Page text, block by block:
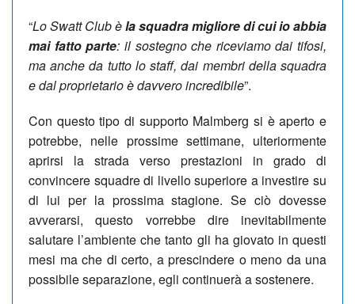
“Lo Swatt Club èla squadra migliore di cui io abbia
mai fatto parte: il sostegno che riceviamo dai tifosi,
ma anche da tutto lo staff, dai membri della squadra
e dal proprietario è davvero incredibile”.
Con questo tipo di supporto Malmberg si è aperto e
potrebbe, nelle prossime settimane, ulteriormente
aprirsi la strada verso prestazioni in grado di
convincere squadre di livello superiore a investire su
di lui per la prossima stagione. Se ciò dovesse
avverarsi, questo vorrebbe dire inevitabilmente
salutare l’ambiente che tanto gli ha giovato in questi
mesi ma che di certo, a prescindere o meno da una
possibile separazione, egli continuerà a sostenere.